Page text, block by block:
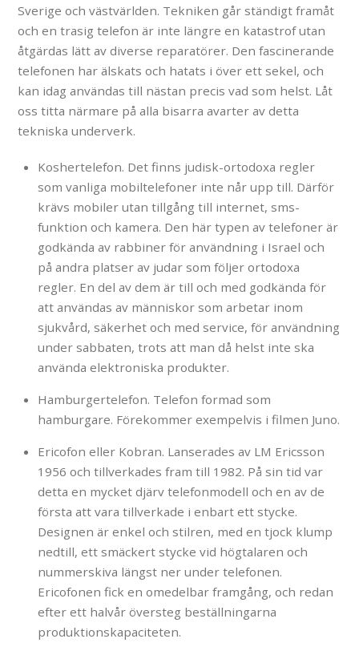
Sverige och västvärlden. Tekniken går ständigt framåt
och en trasig telefon är inte längre en katastrof utan
åtgärdas lätt av diverse reparatörer. Den fascinerande
telefonen har älskats och hatats i över ett sekel, och
kan idag användas till nästan precis vad som helst. Låt
oss titta närmare på alla bisarra avarter av detta
tekniska underverk.
Koshertelefon. Det finns judisk-ortodoxa regler
som vanliga mobiltelefoner inte når upp till. Därför
krävs mobiler utan tillgång till internet, sms-
funktion och kamera. Den här typen av telefoner är
godkända av rabbiner för användning i Israel och
på andra platser av judar som följer ortodoxa
regler. En del av dem är till och med godkända för
att användas av människor som arbetar inom
sjukvård, säkerhet och med service, för användning
under sabbaten, trots att man då helst inte ska
använda elektroniska produkter.
Hamburgertelefon. Telefon formad som
hamburgare. Förekommer exempelvis i filmen Juno.
Ericofon eller Kobran. Lanserades av LM Ericsson
1956 och tillverkades fram till 1982. På sin tid var
detta en mycket djärv telefonmodell och en av de
första att vara tillverkade i enbart ett stycke.
Designen är enkel och stilren, med en tjock klump
nedtill, ett smäckert stycke vid högtalaren och
nummerskiva längst ner under telefonen.
Ericofonen fick en omedelbar framgång, och redan
efter ett halvår översteg beställningarna
produktionskapaciteten.